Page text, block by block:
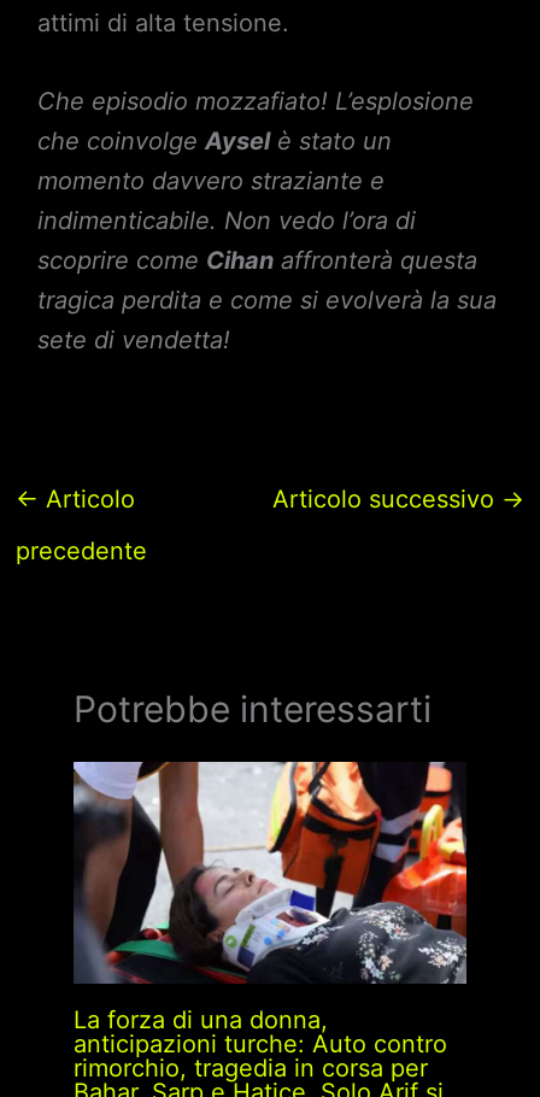
attimi di alta tensione.
Che episodio mozzafiato! L’esplosione
che coinvolgeAyselè stato un
momento davvero straziante e
indimenticabile. Non vedo l’ora di
scoprire come Cihanaffronterà questa
tragica perdita e come si evolverà la sua
sete di vendetta!
← Articolo
precedente
Articolo successivo →
Potrebbe interessarti
La forza di una donna,
anticipazioni turche: Auto contro
rimorchio, tragedia in corsa per